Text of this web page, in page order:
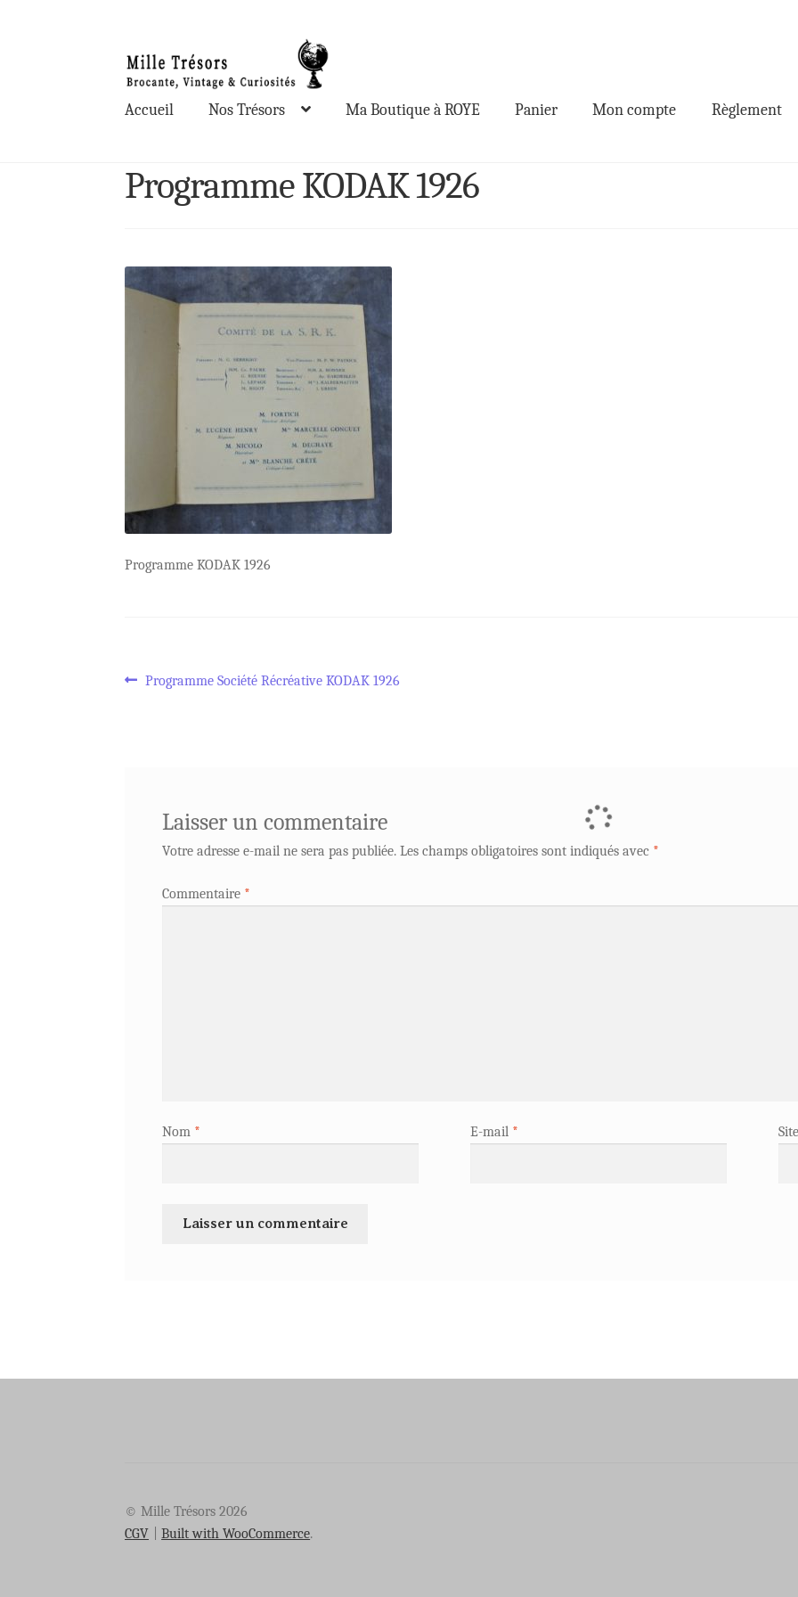
à
la
navigation
au
contenu
Accueil Nos Trésors Ma Boutique à ROYE Panier Mon compte Règlement
Programme KODAK 1926
Programme KODAK 1926
Navigation
Article
Programme Société Récréative KODAK 1926
Laisser un commentaire
Votre adresse e-mail ne sera pas publiée. Les champs obligatoires sont indiqués avec *
Commentaire *
Nom * E-mail *
© Mille Trésors 2026
CGV
Built with WooCommerce.